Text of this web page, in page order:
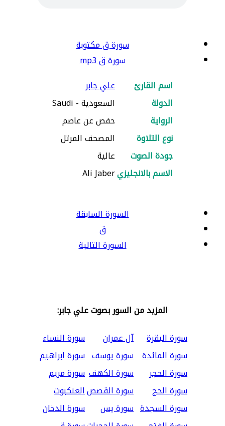
سورة ق مكتوبة
سورة ق mp3
اسم القارئ
علي جابر
الدولة
السعودية - Saudi
الرواية
حفص عن عاصم
نوع التلاوة
المصحف المرتل
جودة الصوت
عالية
الاسم بالانجليزيAli Jaber
السورة السابقة
ق
السورة التالية
المزيد من السور بصوت علي جابر:
سورة البقرة
آل عمران
سورة النساء
سورة المائدة سورة يوسف سورة ابراهيم
سورة الحجر
سورة الكهف سورة مريم
سورة الحج
سورة القصصالعنكبوت
سورة السجدة سورة يس
سورة الدخان